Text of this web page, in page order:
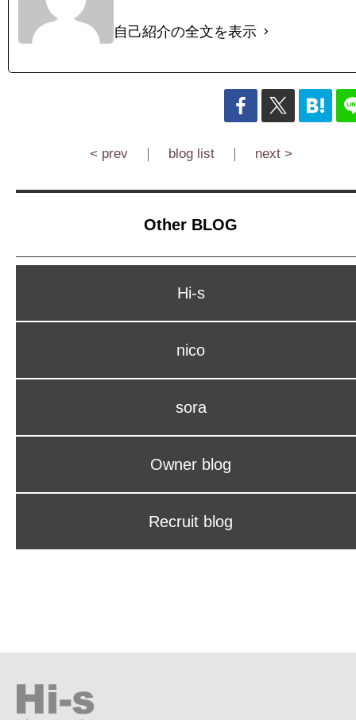
自己紹介の全文を表示
< prev｜ blog list｜ next >
Other BLOG
Hi-s
nico
sora
Owner blog
Recruit blog